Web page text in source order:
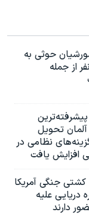
حوثی به
شهر بندری مخا ۷ نفر از جمله
پیشرفته‌ترین
آلمان تحویل
نظامی در
افزایش یافت
سنتکام: بیش از ۲۰ کشتی جنگی آمریکا
دریایی علیه
دارند